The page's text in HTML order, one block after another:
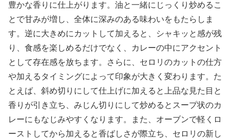
豊かな香りに仕上がります。油と一緒にじっくり炒めるこ
とで甘みが増し、全体に深みのある味わいをもたらしま
す。逆に大きめにカットして加えると、シャキッと感が残
り、食感を楽しめるだけでなく、カレーの中にアクセント
として存在感を放ちます。さらに、セロリのカットの仕方
や加えるタイミングによって印象が大きく変わります。た
とえば、斜め切りにして仕上げに加えると上品な見た目と
香りが引き立ち、みじん切りにして炒めるとスープ状のカ
レーにもなじみやすくなります。また、オーブンで軽くロ
ーストしてから加えると香ばしさが際立ち、セロリの新し